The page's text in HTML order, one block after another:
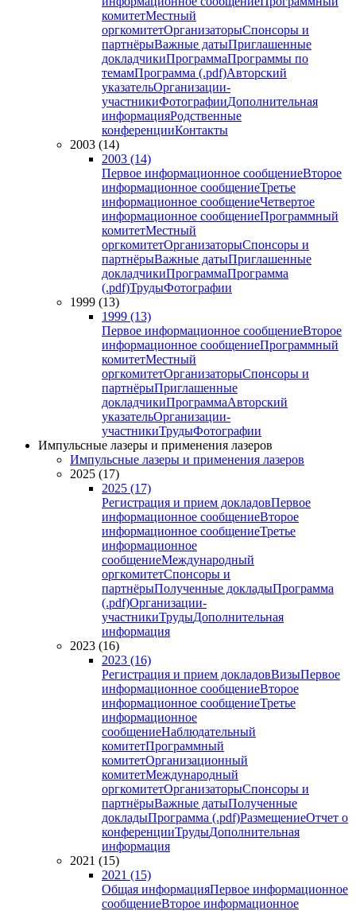
комитетМестный
оргкомитетОрганизаторыСпонсоры и
партнёрыВажные датыПриглашенные
докладчикиПрограммаПрограммы по
темамПрограмма (.pdf)Авторский
указательОрганизации-
участникиФотографииДополнительная
информацияРодственные
конференцииКонтакты
2003 (14)
2003 (14)
Первое информационное сообщениеВторое
информационное сообщениеТретье
информационное сообщениеЧетвертое
информационное сообщениеПрограммный
комитетМестный
оргкомитетОрганизаторыСпонсоры и
партнёрыВажные датыПриглашенные
докладчикиПрограммаПрограмма
(.pdf)ТрудыФотографии
1999 (13)
1999 (13)
Первое информационное сообщениеВторое
информационное сообщениеПрограммный
комитетМестный
оргкомитетОрганизаторыСпонсоры и
партнёрыПриглашенные
докладчикиПрограммаАвторский
указательОрганизации-
участникиТрудыФотографии
Импульсные лазеры и применения лазеров
Импульсные лазеры и применения лазеров
2025 (17)
2025 (17)
Регистрация и прием докладовПервое
информационное сообщениеВторое
информационное сообщениеТретье
информационное
сообщениеМеждународный
оргкомитетСпонсоры и
партнёрыПолученные докладыПрограмма
(.pdf)Организации-
участникиТрудыДополнительная
информация
2023 (16)
2023 (16)
Регистрация и прием докладовВизыПервое
информационное сообщениеВторое
информационное сообщениеТретье
информационное
сообщениеНаблюдательный
комитетПрограммный
комитетОрганизационный
комитетМеждународный
оргкомитетОрганизаторыСпонсоры и
партнёрыВажные датыПолученные
докладыПрограмма (.pdf)РазмещениеОтчет о
конференцииТрудыДополнительная
информация
2021 (15)
2021 (15)
Общая информацияПервое информационное
сообщениеВторое информационное